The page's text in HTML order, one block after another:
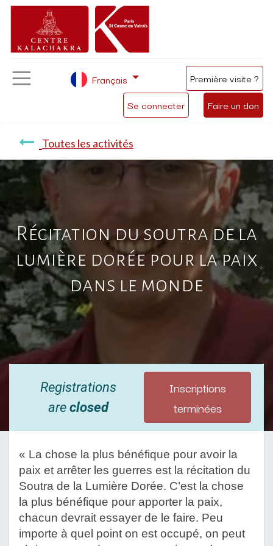
Se connecter Faire un don
Français Première visite ?
Toutes les activités
Récitation du soutra de la
lumière dorée pour la paix
dans le monde
Registrations
areclosed
Inscriptions
terminées
« La chose la plus bénéfique pour avoir la
paix et arrêter les guerres est la récitation du
Soutra de la Lumière Dorée. C’est la chose
la plus bénéfique pour apporter la paix,
chacun devrait essayer de le faire. Peu
importe à quel point on est occupé, on peut